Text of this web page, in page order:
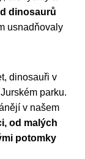
dinosaurů
usnadňovaly
dinosauři v
parku.
v našem
od malých
potomky